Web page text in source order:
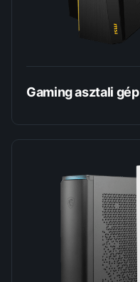
Gaming asztali gép